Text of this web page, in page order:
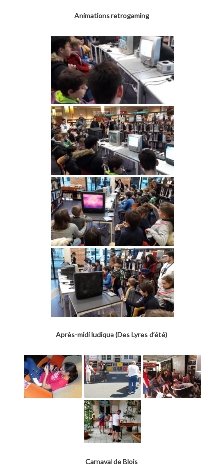
Animations retrogaming
Après-midi ludique (Des Lyres d’été)
Carnaval de Blois